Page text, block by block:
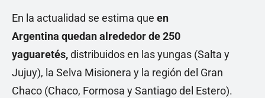
En la actualidad se estima que en
Argentina quedan alrededor de 250
yaguaretés,distribuidos en las yungas (Salta y
Jujuy), la Selva Misionera y la región del Gran
Chaco (Chaco, Formosa y Santiago del Estero).